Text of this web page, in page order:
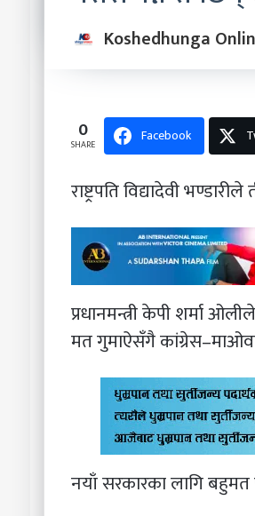
Koshedhunga
0
SHARE Facebook
राष्ट्रपति विद्यादेवी
प्रधानमन्त्री केपी शर्मा
मत गुमाऐसँगै
नयाँ सरकारका लागि बहुमत